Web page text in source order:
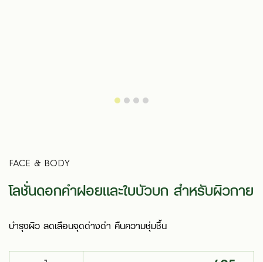
FACE & BODY
โลชั่นดอกคำฝอยและใบบัวบก สำหรับผิวกาย
บำรุงผิว ลดเลือนจุดด่างดำ คืนความชุ่มชื้น